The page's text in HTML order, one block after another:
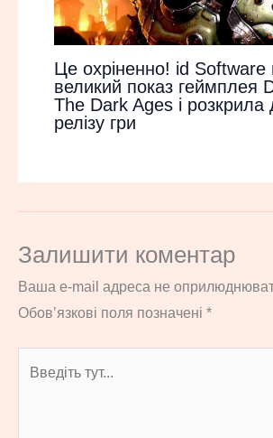
Це охріненно! id Software
великий показ геймплея
The Dark Ages і розкрила
релізу гри
Залишити коментар
Ваша e-mail адреса не
Обов’язкові поля позначені *